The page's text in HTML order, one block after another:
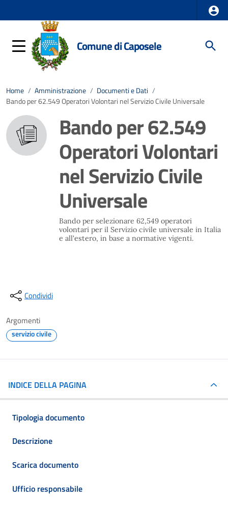
Comune di Caposele
Home / Amministrazione / Documenti e Dati /
Bando per 62.549 Operatori Volontari nel Servizio Civile Universale
Bando per 62.549
Operatori Volontari
nel Servizio Civile
Universale
Bando per selezionare 62,549 operatori
volontari per il Servizio civile universale in Italia
e all'estero, in base a normative vigenti.
Condividi
Argomenti
servizio civile
INDICE DELLA PAGINA
Tipologia documento
Descrizione
Scarica documento
Ufficio responsabile